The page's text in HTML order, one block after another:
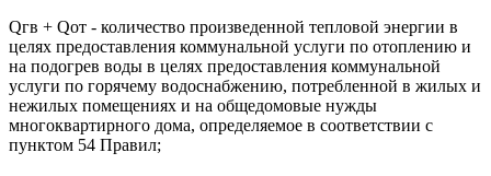
Qгв + Qот - количество произведенной тепловой энергии в
целях предоставления коммунальной услуги по отоплению и
на подогрев воды в целях предоставления коммунальной
услуги по горячему водоснабжению, потребленной в жилых и
нежилых помещениях и на общедомовые нужды
многоквартирного дома, определяемое в соответствии с
пунктом 54 Правил;